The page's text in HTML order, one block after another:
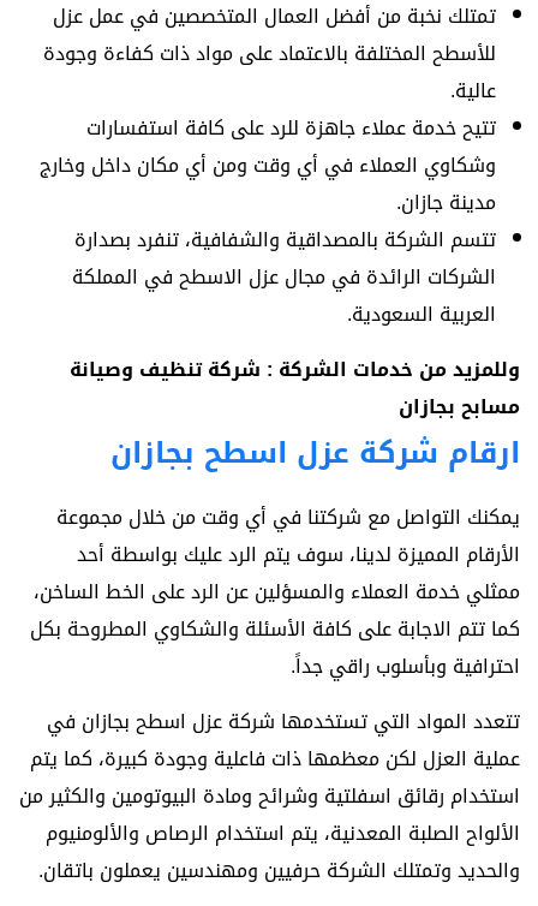
تمتلك نخبة من أفضل العمال المتخصصين في عمل عزل
للأسطح المختلفة بالاعتماد على مواد ذات كفاءة وجودة
عالية.
تتيح خدمة عملاء جاهزة للرد على كافة استفسارات
وشكاوي العملاء في أي وقت ومن أي مكان داخل وخارج
مدينة جازان.
تتسم الشركة بالمصداقية والشفافية، تنفرد بصدارة
الشركات الرائدة في مجال عزل الاسطح في المملكة
العربية السعودية.
وللمزيد من خدمات الشركة : شركة تنظيف وصيانة
مسابح بجازان
ارقام شركة عزل اسطح بجازان
يمكنك التواصل مع شركتنا في أي وقت من خلال مجموعة
الأرقام المميزة لدينا، سوف يتم الرد عليك بواسطة أحد
ممثلي خدمة العملاء والمسؤلين عن الرد على الخط الساخن،
كما تتم الاجابة على كافة الأسئلة والشكاوي المطروحة بكل
احترافية وبأسلوب راقي جداً.
تتعدد المواد التي تستخدمها شركة عزل اسطح بجازان في
عملية العزل لكن معظمها ذات فاعلية وجودة كبيرة، كما يتم
استخدام رقائق اسفلتية وشرائح ومادة البيوتومين والكثير من
الألواح الصلبة المعدنية، يتم استخدام الرصاص والألومنيوم
والحديد وتمتلك الشركة حرفيين ومهندسين يعملون باتقان.